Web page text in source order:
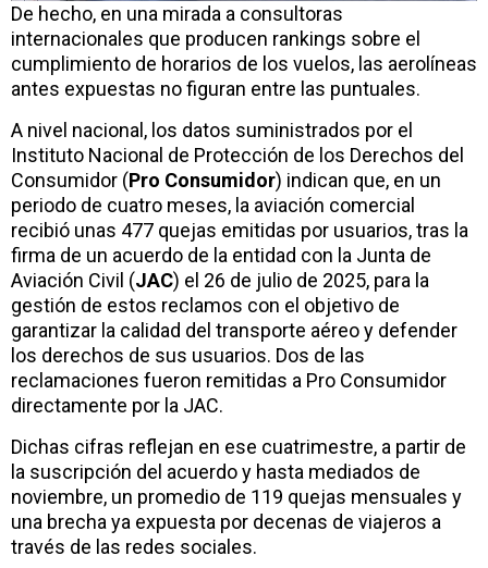
De hecho, en una mirada a consultoras
internacionales que producen rankings sobre el
cumplimiento de horarios de los vuelos, las aerolíneas
antes expuestas no figuran entre las puntuales.
A nivel nacional, los datos suministrados por el
Instituto Nacional de Protección de los Derechos del
Consumidor (Pro Consumidor) indican que, en un
periodo de cuatro meses, la aviación comercial
recibió unas 477 quejas emitidas por usuarios, tras la
firma de un acuerdo de la entidad con la Junta de
Aviación Civil (JAC) el 26 de julio de 2025, para la
gestión de estos reclamos con el objetivo de
garantizar la calidad del transporte aéreo y defender
los derechos de sus usuarios. Dos de las
reclamaciones fueron remitidas a Pro Consumidor
directamente por la JAC.
Dichas cifras reflejan en ese cuatrimestre, a partir de
la suscripción del acuerdo y hasta mediados de
noviembre, un promedio de 119 quejas mensuales y
una brecha ya expuesta por decenas de viajeros a
través de las redes sociales.